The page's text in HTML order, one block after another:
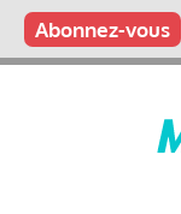
Aller
contenu
Main
Qui sommes nous ?
Vous publiez
Nous publions
Contactez-nous
Abonnez-vous